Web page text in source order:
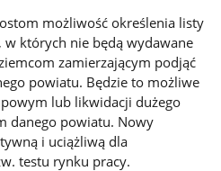
możliwość określenia listy
których nie będą wydawane
zamierzającym podjąć
powiatu. Będzie to możliwe
lub likwidacji dużego
danego powiatu. Nowy
i uciążliwą dla
testu rynku pracy.